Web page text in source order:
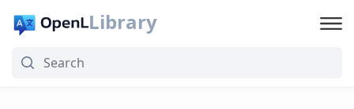
Library